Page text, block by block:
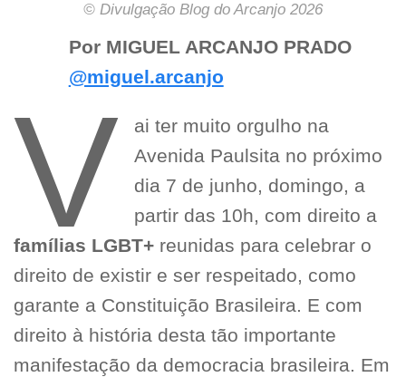
© Divulgação Blog do Arcanjo 2026
Por MIGUEL ARCANJO PRADO
@miguel.arcanjo
V
ai ter muito orgulho na
Avenida Paulsita no próximo
dia 7 de junho, domingo, a
partir das 10h, com direito a
famílias LGBT+ reunidas para celebrar o
direito de existir e ser respeitado, como
garante a Constituição Brasileira. E com
direito à história desta tão importante
manifestação da democracia brasileira. Em